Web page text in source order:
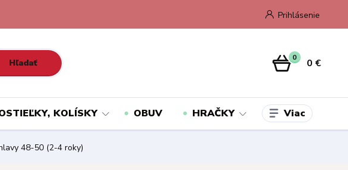
Prihlásenie
Hľadať 0 0 €
KOLÍSKY OBUV HRAČKY Viac
48-50 (2-4 roky)